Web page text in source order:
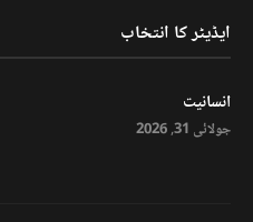
ایڈیٹر کا انتخاب
انسانیت
جولائی 31, 2026